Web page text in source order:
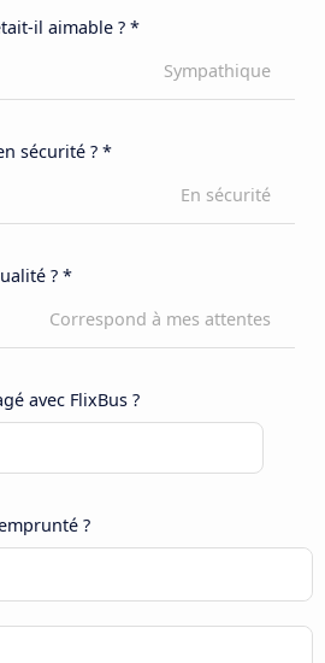
il aimable ? *
Sympathique
sécurité ? *
En sécurité
? *
Correspond à mes attentes
avec FlixBus ?
?